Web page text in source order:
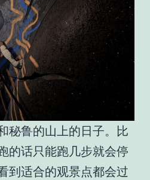
秘鲁的山上的日子。比
的话只能跑几步就会停
到适合的观景点都会过